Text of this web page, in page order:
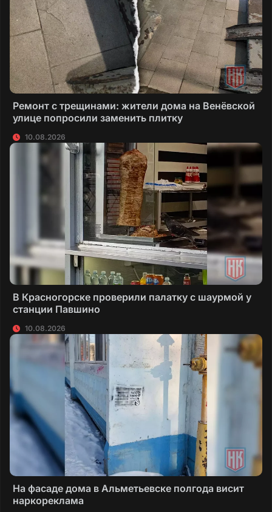
Ремонт с трещинами: жители дома на Венёвской
улице попросили заменить плитку
10.08.2026
В Красногорске проверили палатку с шаурмой у
станции Павшино
10.08.2026
На фасаде дома в Альметьевске полгода висит
наркореклама